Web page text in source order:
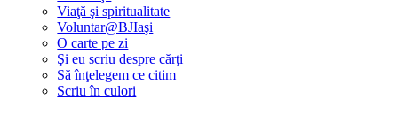
Viaţă şi spiritualitate
Voluntar@BJIaşi
O carte pe zi
Şi eu scriu despre cărţi
Să înţelegem ce citim
Scriu în culori